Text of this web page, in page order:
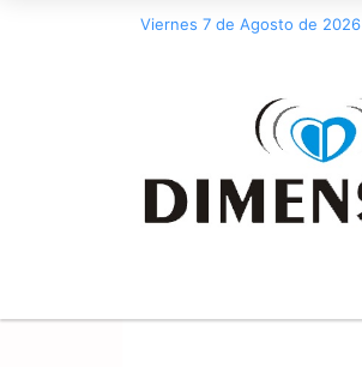
Viernes 7 de Agosto de 2026